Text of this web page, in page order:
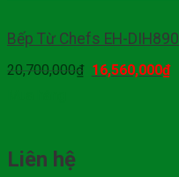
Bếp Từ Chefs EH-DIH890
20,700,000₫ 16,560,000₫
Liên hệ